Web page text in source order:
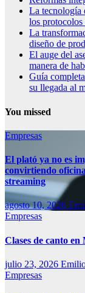
La tecnología
los protocolos
La
diseño de
El auge del
manera de
Guía
su llegada al
You missed
Empresas
El plató ya no es
convirtiendo
streaming
agosto 10, 2026
Empresas
Clases de canto
julio 23, 2026
Empresas